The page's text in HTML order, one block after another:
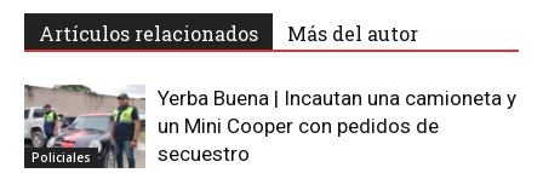
Artículos relacionados Más del autor
Policiales
Yerba Buena | Incautan una camioneta y
un Mini Cooper con pedidos de
secuestro